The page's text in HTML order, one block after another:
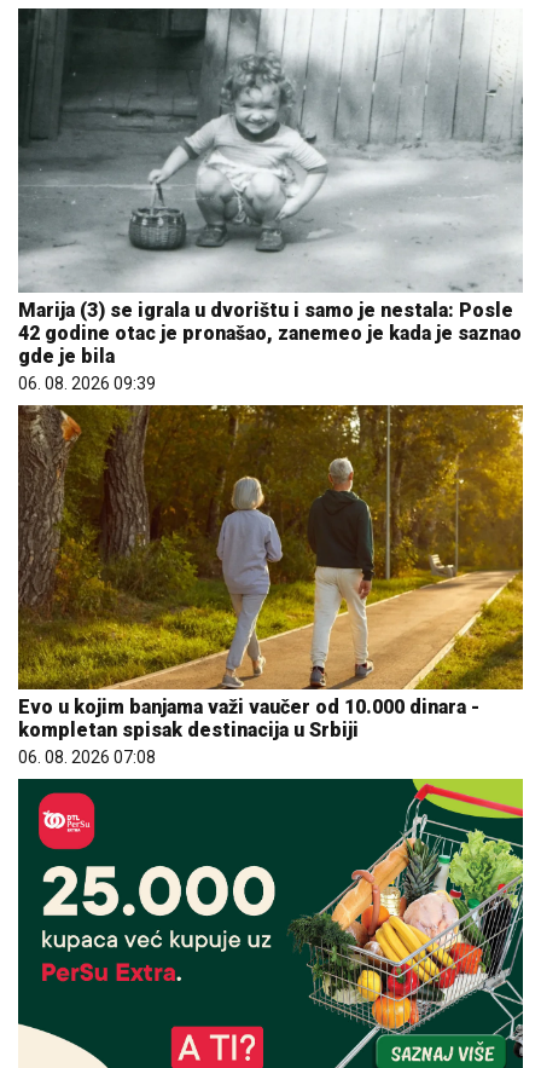
Marija (3) se igrala u dvorištu i samo je nestala: Posle
42 godine otac je pronašao, zanemeo je kada je saznao
gde je bila
06. 08. 2026 09:39
Evo u kojim banjama važi vaučer od 10.000 dinara -
kompletan spisak destinacija u Srbiji
06. 08. 2026 07:08